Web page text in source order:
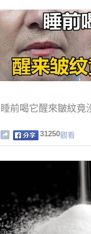
睡前喝它醒來皺紋竟
31250觀看